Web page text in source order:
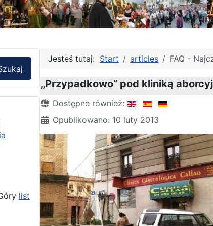
list
Jesteś tutaj: Start articles FAQ -
„Przypadkowo” pod kliniką
Szczegóły
Dostępne również:
Opublikowano: 10 luty 2013